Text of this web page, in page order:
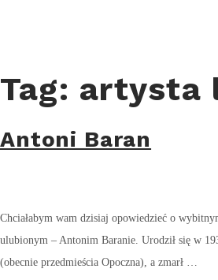
Tag: artysta
Antoni Baran
Chciałabym wam dzisiaj opowiedzieć o
ulubionym – Antonim Baranie. Urodził się w
(obecnie przedmieścia Opoczna), a zmarł …